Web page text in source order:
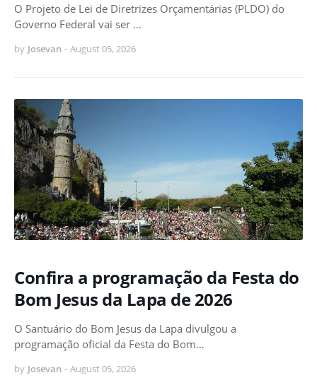
O Projeto de Lei de Diretrizes Orçamentárias (PLDO) do
Governo Federal vai ser …
by Josevan - August 05, 2026
Confira a programação da Festa do
Bom Jesus da Lapa de 2026
O Santuário do Bom Jesus da Lapa divulgou a
programação oficial da Festa do Bom…
by Josevan - August 05, 2026